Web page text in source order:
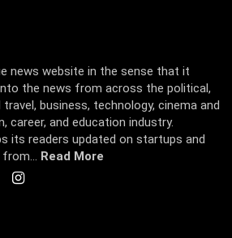
news website in the sense that it
the news from across the political,
business, technology, cinema and
career, and education industry.
its readers updated on startups and
Read More